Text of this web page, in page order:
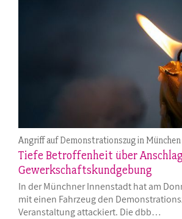
Angriff auf Demonstrationszug in München
Tiefe Betroffenheit über
Gewerkschaftskundgebung
In der Münchner Innenstadt hat am
mit einen Fahrzeug den
Veranstaltung attackiert. Die dbb…